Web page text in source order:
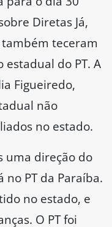
Diretas Já,
teceram
do PT. A
Figueiredo,
não
no estado.
uma direção do
no PT da Paraíba.
no estado, e
O PT foi